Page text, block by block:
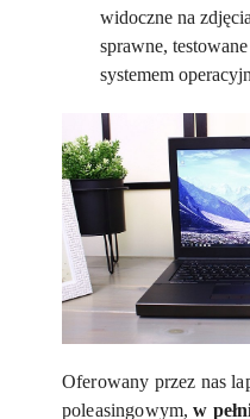
widoczne na
sprawne,
systemem
Oferowany przez nas
poleasingowym,w